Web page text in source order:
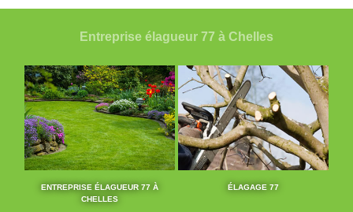
Entreprise élagueur 77 à Chelles
ENTREPRISE ÉLAGUEUR 77 À
CHELLES
ÉLAGAGE 77